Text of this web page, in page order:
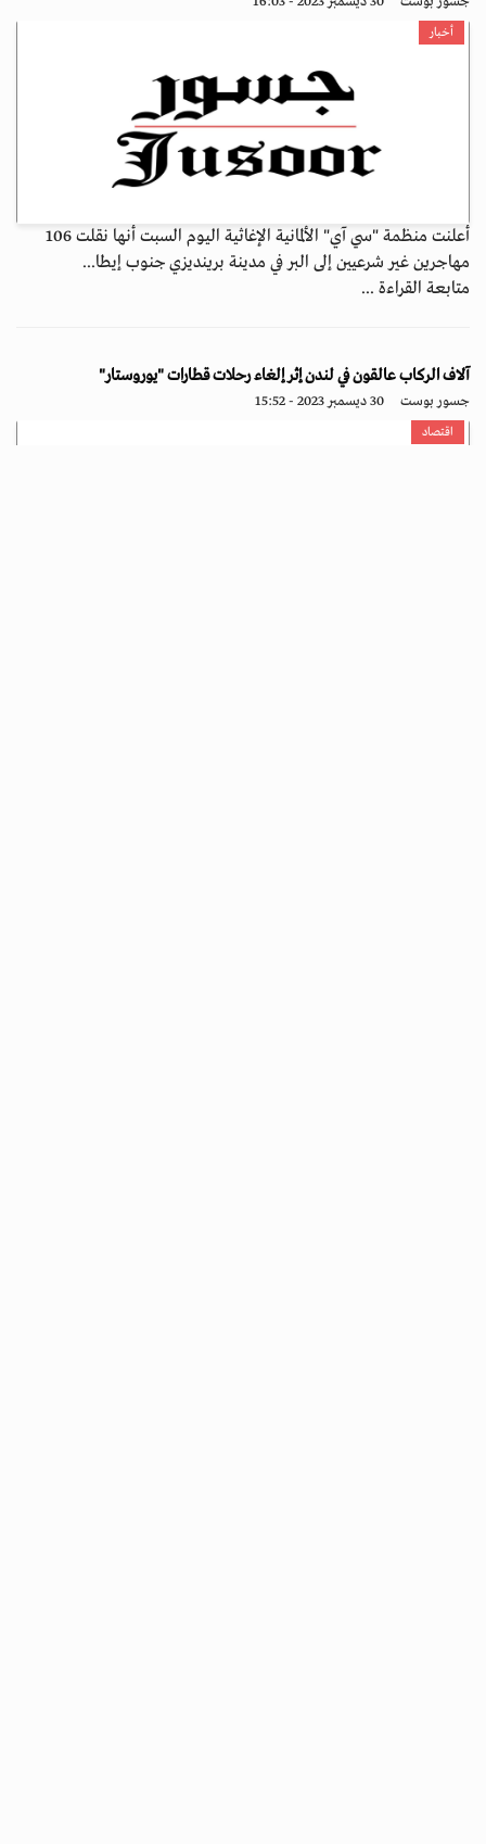
أخبار
أعلنت منظمة "سي آي" الألمانية الإغاثية اليوم السبت أنها نقلت 106
مهاجرين غير شرعيين إلى البر في مدينة برينديزي جنوب إيطا...
متابعة القراءة ...
آلاف الركاب عالقون في لندن إثر إلغاء رحلات قطارات "يوروستار"
جسور بوست 30 ديسمبر 2023 - 15:52
اقتصاد